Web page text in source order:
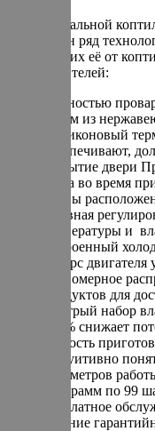
В универсальной
реализован ряд
отличающих её от
производителей:
Полностью
объем из
Силиконовый
обеспечивают,
закрытие двери
дыма во время
ТЭНы
Плавная
температуры и
Встроенный
Ресурс
Равномерное
продуктов для
Быстрый набор
100% снижает
скорость
Интуитивно
параметров
программ по 99
Бесплатное
течение